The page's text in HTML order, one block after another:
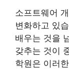
소프트웨어
변화하고 있
배우는 것을
갖추는 것이
학원은 이러